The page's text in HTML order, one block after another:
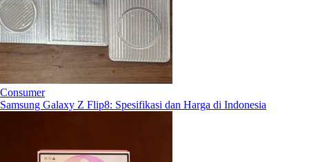
Consumer
Samsung Galaxy Z Flip8: Spesifikasi dan Harga di Indonesia